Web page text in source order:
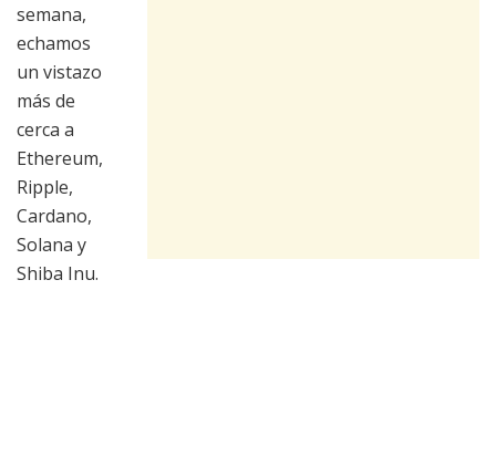
semana,
echamos
un vistazo
más de
cerca a
Ethereum,
Ripple,
Cardano,
Solana y
Shiba Inu.